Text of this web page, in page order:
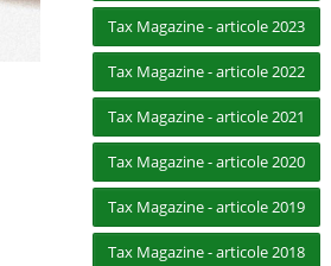
Tax Magazine - articole 2023
Tax Magazine - articole 2022
Tax Magazine - articole 2021
Tax Magazine - articole 2020
Tax Magazine - articole 2019
Tax Magazine - articole 2018